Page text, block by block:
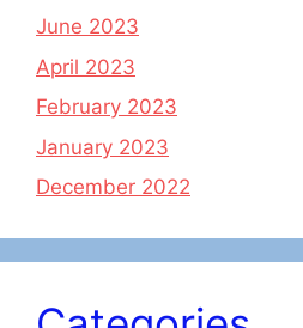
June 2023
April 2023
February 2023
January 2023
December 2022